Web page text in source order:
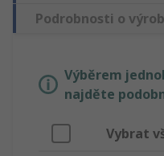
Podrobnosti o
Výběrem
najděte
Vybrat